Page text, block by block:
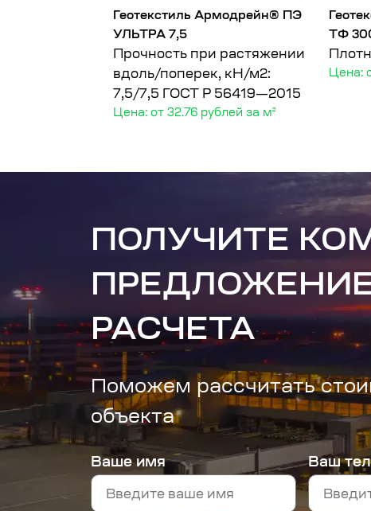
Геотекстиль Армодрейн® ПЭ
УЛЬТРА 7,5
Прочность при растяжении
вдоль/поперек, кН/м2:
7,5/7,5
ГОСТ Р 56419—2015
Цена: от 32.76 рублей за м²
ТФ
Цена:
ПОЛУЧИТЕ
РАСЧЕТА
Поможем рассчитать
объекта
Ваше имя Ваш